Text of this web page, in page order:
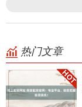
热门文章